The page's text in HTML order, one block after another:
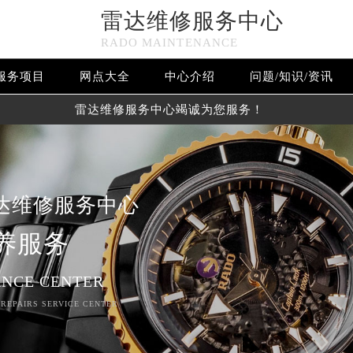
雷达维修服务中心
RADO MAINTENANCE
务项目 网点大全 中心介绍 问题/知识/资讯
雷达维修服务中心竭诚为您服务！
维修服务中心
服务
CENTER
SERVICE CENTER